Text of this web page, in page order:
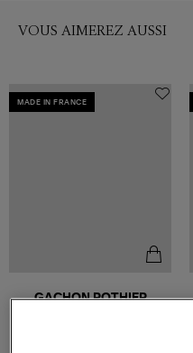
VOUS AIMEREZ AUSSI
MADE IN FRANCE
GACHON POTHIER